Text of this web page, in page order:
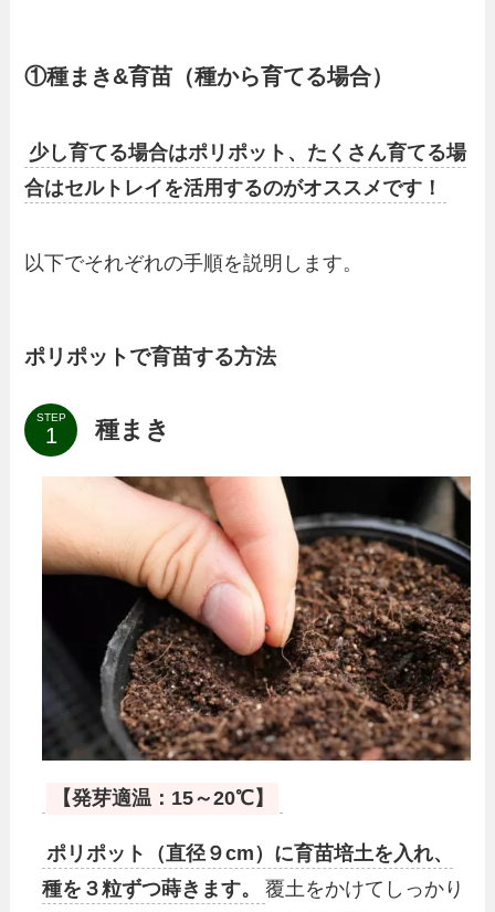
①種まき&育苗（種から育てる場合）
少し育てる場合はポリポット、たくさん育てる場
合はセルトレイを活用するのがオススメです！
以下でそれぞれの手順を説明します。
ポリポットで育苗する方法
STEP 種まき
【発芽適温：15～20℃】
ポリポット（直径９cm）に育苗培土を入れ、
種を３粒ずつ蒔きます。
覆土をかけてしっかり